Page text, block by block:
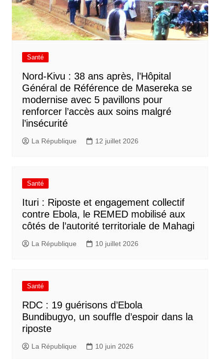
Santé
Nord-Kivu : 38 ans après, l’Hôpital
Général de Référence de Masereka se
modernise avec 5 pavillons pour
renforcer l’accès aux soins malgré
l’insécurité
La République 12 juillet 2026
Santé
Ituri : Riposte et engagement collectif
contre Ebola, le REMED mobilisé aux
côtés de l’autorité territoriale de Mahagi
La République 10 juillet 2026
Santé
RDC : 19 guérisons d’Ebola
Bundibugyo, un souffle d’espoir dans la
riposte
La République 10 juin 2026